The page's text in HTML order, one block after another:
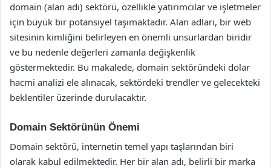
domain (alan adı) sektörü, özellikle yatırımcılar ve işletmeler
için büyük bir potansiyel taşımaktadır. Alan adları, bir web
sitesinin kimliğini belirleyen en önemli unsurlardan biridir
ve bu nedenle değerleri zamanla değişkenlik
göstermektedir. Bu makalede, domain sektöründeki dolar
hacmi analizi ele alınacak, sektördeki trendler ve gelecekteki
beklentiler üzerinde durulacaktır.
Domain Sektörünün Önemi
Domain sektörü, internetin temel yapı taşlarından biri
olarak kabul edilmektedir. Her bir alan adı, belirli bir marka